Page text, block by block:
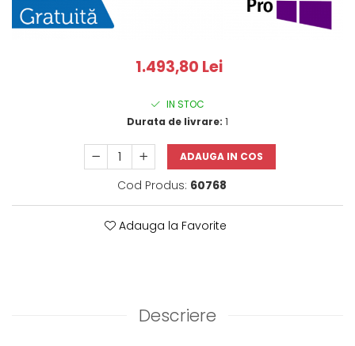
1.493,80 Lei
IN STOC
Durata de livrare: 1
ADAUGA IN COS
Cod Produs: 60768
Adauga la Favorite
Descriere